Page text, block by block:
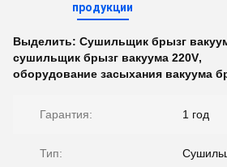
продукции
Выделить: Сушильщик брызг
сушильщик брызг вакуума 220V,
оборудование засыхания вакуума
Гарантия: 1 год
Тип: